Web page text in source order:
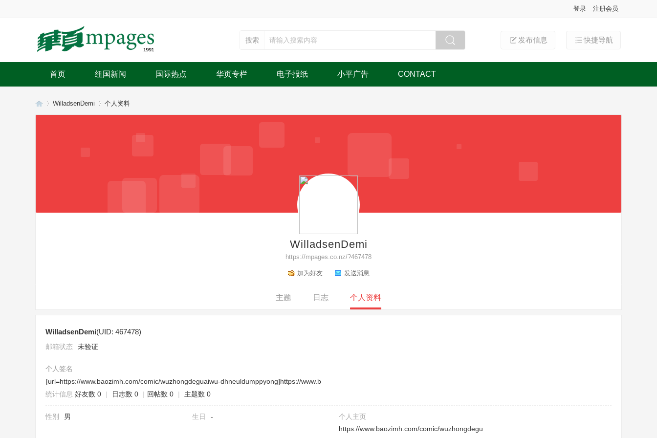
登录 注册会员
快捷导航
发布信息
搜索
首页 纽国新闻 国际热点 华页专栏 电子报纸 小平广告 CONTACT
WilladsenDemi 个人资料
WilladsenDemi
https://mpages.co.nz/?467478
加为好友 发送消息
主题 日志 个人资料
WilladsenDemi(UID: 467478)
邮箱状态 未验证
个人签名
[url=https://www.baozimh.com/comic/wuzhongdeguaiwu-dhneuldumppyong]https://www.b
统计信息 好友数 0 | 日志数 0 | 回帖数 0 | 主题数 0
性别 男 生日 -
个人主页
https://www.baozimh.com/comic/wuzhongdegu